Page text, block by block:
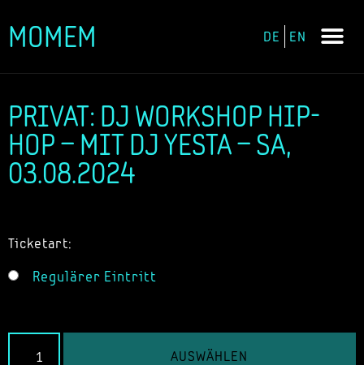
Zum
MOMEM DE EN
PRIVAT: DJ WORKSHOP HIP-
HOP – MIT DJ YESTA – SA,
03.08.2024
Ticketart:
Regulärer Eintritt
AUSWÄHLEN